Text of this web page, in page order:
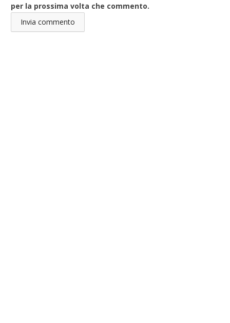
per la prossima volta che commento.